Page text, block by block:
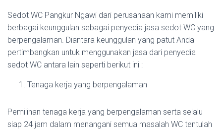
Sedot WC Pangkur Ngawi dari perusahaan kami memiliki
berbagai keunggulan sebagai penyedia jasa sedot WC yang
berpengalaman. Diantara keunggulan yang patut Anda
pertimbangkan untuk menggunakan jasa dari penyedia
sedot WC antara lain seperti berikut ini :
Tenaga kerja yang berpengalaman
Pemilihan tenaga kerja yang berpengalaman serta selalu
siap 24 jam dalam menangani semua masalah WC tentulah